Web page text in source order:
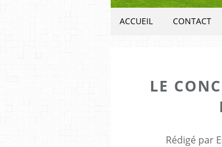
ACCUEIL CONTACT
LE
Rédigé par